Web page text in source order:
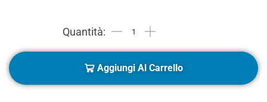
Aggiungi Al Carrello